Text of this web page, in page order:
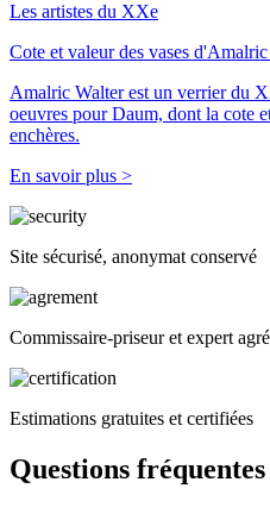
Les artistes du XXe
Cote et valeur des vases
Amalric Walter est un verrier du
oeuvres pour Daum, dont la cote
enchères.
En savoir plus >
Site sécurisé, anonymat conservé
Commissaire-priseur et expert
Estimations gratuites et certifiées
Questions fréquentes